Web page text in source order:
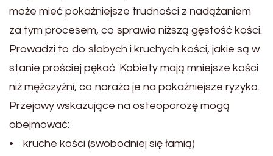
może mieć pokaźniejsze trudności z nadążaniem
za tym procesem, co sprawia niższą gęstość kości.
Prowadzi to do słabych i kruchych kości, jakie są w
stanie prościej pękać. Kobiety mają mniejsze kości
niż mężczyźni, co naraża je na pokaźniejsze ryzyko.
Przejawy wskazujące na osteoporozę mogą
obejmować:
• kruche kości (swobodniej się łamią)